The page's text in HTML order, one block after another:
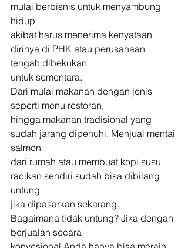
mulai berbisnis untuk menyambung
hidup
akibat harus menerima kenyataan
dirinya di PHK atau perusahaan
tengah dibekukan
untuk sementara.
Dari mulai makanan dengan jenis
seperti menu restoran,
hingga makanan tradisional yang
sudah jarang dipenuhi. Menjual mentai
salmon
dari rumah atau membuat kopi susu
racikan sendiri sudah bisa dibilang
untung
jika dipasarkan sekarang.
Bagaimana tidak untung? Jika dengan
berjualan secara